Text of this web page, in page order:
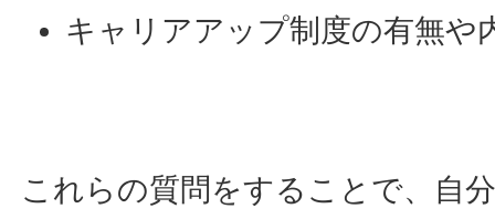
キャリアアップ制度の有無や
これらの質問をすることで、自